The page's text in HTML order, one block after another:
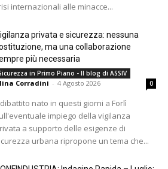
internazionali alle minacce...
privata e sicurezza: nessuna
ma una collaborazione
più necessaria
in Primo Piano - Il blog di ASSIV
Corradini - 4 Agosto 2026 0
nato in questi giorni a Forlì
impiego della vigilanza
a supporto delle esigenze di
urbana ripropone un tema che...